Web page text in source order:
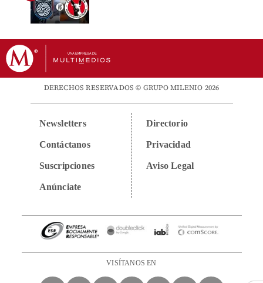
DERECHOS RESERVADOS © GRUPO MILENIO 2026
Newsletters
Contáctanos
Suscripciones
Anúnciate
Directorio
Privacidad
Aviso Legal
VISÍTANOS EN